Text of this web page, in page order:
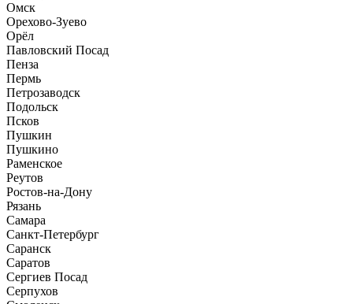
Омск
Орехово-Зуево
Орёл
Павловский Посад
Пенза
Пермь
Петрозаводск
Подольск
Псков
Пушкин
Пушкино
Раменское
Реутов
Ростов-на-Дону
Рязань
Самара
Санкт-Петербург
Саранск
Саратов
Сергиев Посад
Серпухов